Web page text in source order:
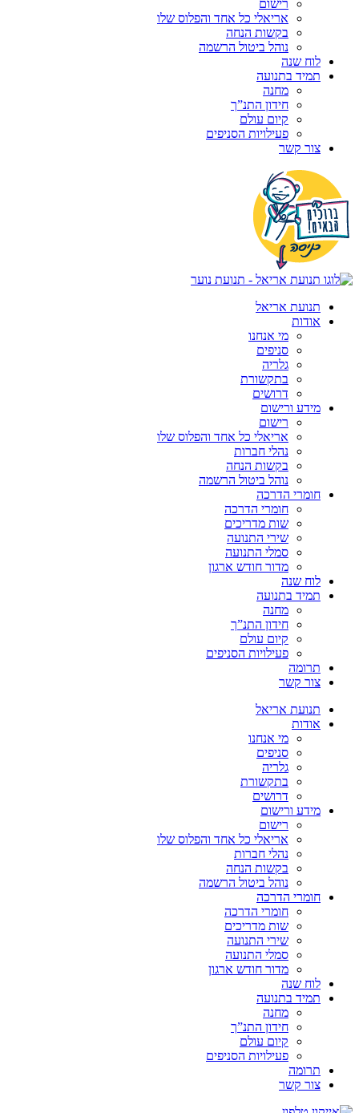
רישום
אריאלי כל אחד והפלוס שלו
בקשות הנחה
נוהל ביטול הרשמה
לוח שנה
תמיד בתנועה
מחנה
חידון התנ”ך
קיום עולם
פעילויות הסניפים
צור קשר
תנועת אריאל
אודות
מי אנחנו
סניפים
גלריה
בתקשורת
דרושים
מידע ורישום
רישום
אריאלי כל אחד והפלוס שלו
נהלי חברות
בקשות הנחה
נוהל ביטול הרשמה
חומרי הדרכה
חומרי הדרכה
שות מדריכים
שירי התנועה
סמלי התנועה
מדור חודש ארגון
לוח שנה
תמיד בתנועה
מחנה
חידון התנ”ך
קיום עולם
פעילויות הסניפים
תרומה
צור קשר
תנועת אריאל
אודות
מי אנחנו
סניפים
גלריה
בתקשורת
דרושים
מידע ורישום
רישום
אריאלי כל אחד והפלוס שלו
נהלי חברות
בקשות הנחה
נוהל ביטול הרשמה
חומרי הדרכה
חומרי הדרכה
שות מדריכים
שירי התנועה
סמלי התנועה
מדור חודש ארגון
לוח שנה
תמיד בתנועה
מחנה
חידון התנ”ך
קיום עולם
פעילויות הסניפים
תרומה
צור קשר